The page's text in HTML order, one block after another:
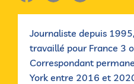
Journaliste depuis
travaillé pour France 3
Correspondant
York entre 2016 et